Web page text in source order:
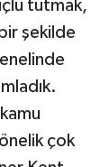
tutmak,
şekilde
çok